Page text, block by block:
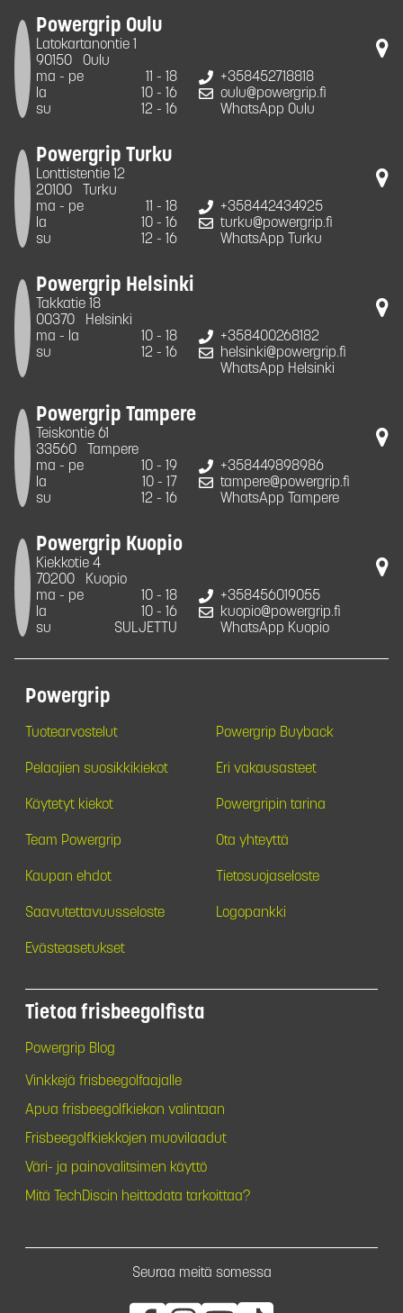
Powergrip Oulu
Latokartanontie 1
90150
Oulu
ma - pe
11 - 18
la
10 - 16
su
12 - 16
+358452718818
oulu@powergrip.fi
WhatsApp Oulu
Powergrip Turku
Lonttistentie 12
20100
Turku
ma - pe
11 - 18
la
10 - 16
su
12 - 16
+358442434925
turku@powergrip.fi
WhatsApp Turku
Powergrip Helsinki
Takkatie 18
00370
Helsinki
ma - la
10 - 18
su
12 - 16
+358400268182
helsinki@powergrip.fi
WhatsApp Helsinki
Powergrip Tampere
Teiskontie 61
33560
Tampere
ma - pe
10 - 19
la
10 - 17
su
12 - 16
+358449898986
tampere@powergrip.fi
WhatsApp Tampere
Powergrip Kuopio
Kiekkotie 4
70200
Kuopio
ma - pe
10 - 18
la
10 - 16
su
SULJETTU
+358456019055
kuopio@powergrip.fi
WhatsApp Kuopio
Powergrip
Tuotearvostelut Powergrip Buyback
Pelaajien suosikkikiekot Eri vakausasteet
Käytetyt kiekot Powergripin tarina
Team Powergrip Ota yhteyttä
Kaupan ehdot Tietosuojaseloste
Saavutettavuusseloste Logopankki
Evästeasetukset
Tietoa frisbeegolfista
Powergrip Blog
Vinkkejä frisbeegolfaajalle
Apua frisbeegolfkiekon valintaan
Frisbeegolfkiekkojen muovilaadut
Väri- ja painovalitsimen käyttö
Mitä TechDiscin heittodata tarkoittaa?
Seuraa meitä somessa